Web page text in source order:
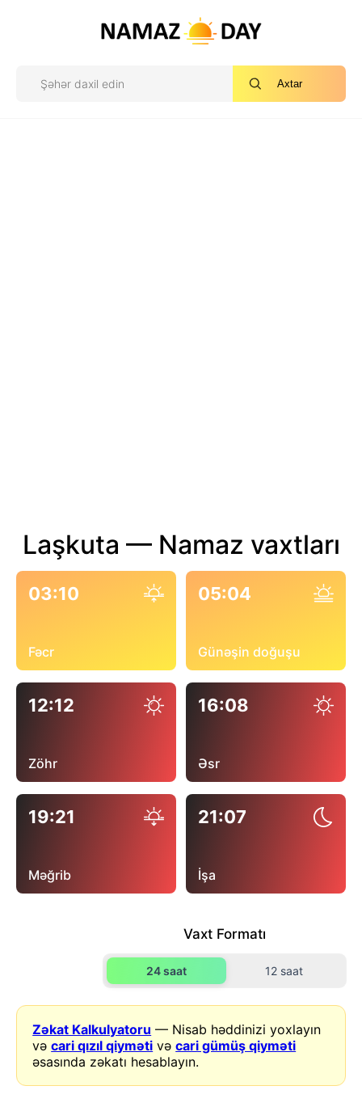
Axtar
Laşkuta — Namaz vaxtları
03:10
Fəcr
05:04
Günəşin doğuşu
12:12
Zöhr
16:08
Əsr
19:21
Məğrib
21:07
İşa
Vaxt Formatı
24 saat 12 saat
Zəkat Kalkulyatoru — Nisab həddinizi yoxlayın
vəcari qızıl qiyməti vəcari gümüş qiyməti
əsasında zəkatı hesablayın.